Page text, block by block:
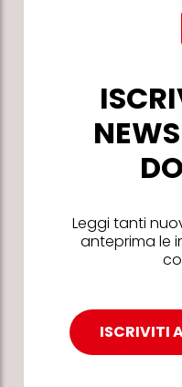
Leggi tanti
anteprima le
ISCRIVITI